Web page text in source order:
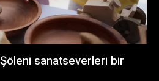
sanatseverleri bir